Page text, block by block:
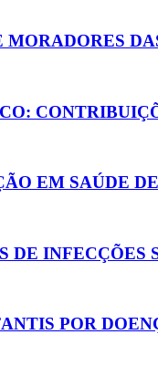
EM SAÚDE
DE
POR